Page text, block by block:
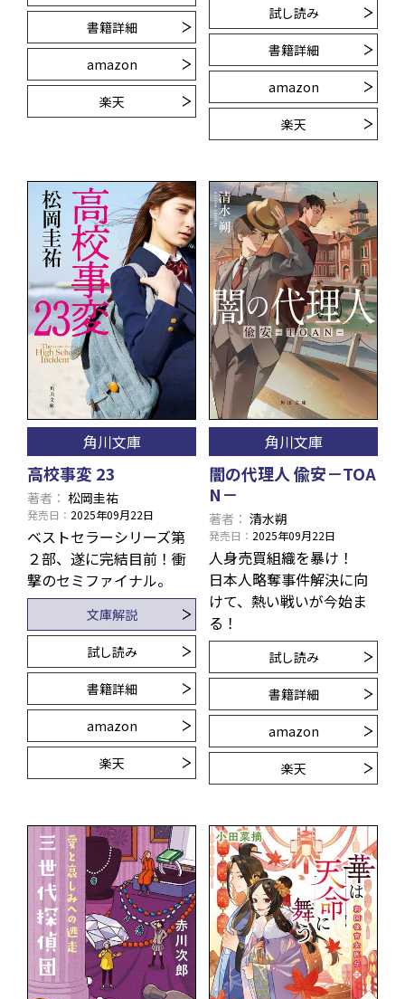
書籍詳細
amazon
楽天
試し読み
書籍詳細
amazon
楽天
角川文庫
高校事変 23
著者 松岡圭祐
発売日 2025年09月22日
ベストセラーシリーズ第
２部、遂に完結目前！衝
撃のセミファイナル。
文庫解説
試し読み
書籍詳細
amazon
楽天
角川文庫
闇の代理人 偸安－TOA
N－
著者 清水朔
発売日 2025年09月22日
人身売買組織を暴け！
日本人略奪事件解決に向
けて、熱い戦いが今始ま
る！
試し読み
書籍詳細
amazon
楽天